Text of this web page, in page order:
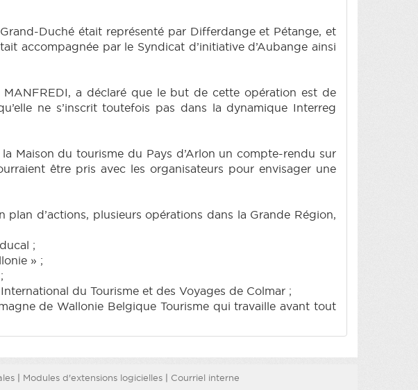
Duché était représenté par Differdange et Pétange, et
accompagnée par le Syndicat d’initiative d’Aubange ainsi
a déclaré que le but de cette opération est de
ne s’inscrit toutefois pas dans la dynamique Interreg
Maison du tourisme du Pays d’Arlon un compte-rendu sur
être pris avec les organisateurs pour envisager une
d’actions, plusieurs opérations dans la Grande Région,
;
» ;
du Tourisme et des Voyages de Colmar ;
de Wallonie Belgique Tourisme qui travaille avant tout
| Modules d'extensions logicielles | Courriel interne